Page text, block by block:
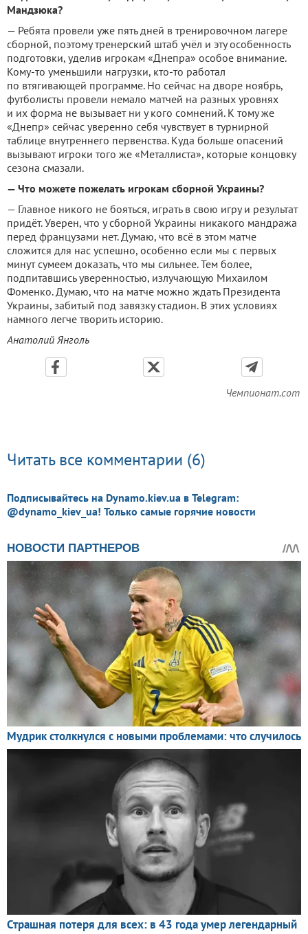
Мандзюка?
— Ребята провели уже пять дней в тренировочном лагере
сборной, поэтому тренерский штаб учёл и эту особенность
подготовки, уделив игрокам «Днепра» особое внимание.
Кому-то уменьшили нагрузки, кто-то работал
по втягивающей программе. Но сейчас на дворе ноябрь,
футболисты провели немало матчей на разных уровнях
и их форма не вызывает ни у кого сомнений. К тому же
«Днепр» сейчас уверенно себя чувствует в турнирной
таблице внутреннего первенства. Куда больше опасений
вызывают игроки того же «Металлиста», которые концовку
сезона смазали.
— Что можете пожелать игрокам сборной Украины?
— Главное никого не бояться, играть в свою игру и результат
придёт. Уверен, что у сборной Украины никакого мандража
перед французами нет. Думаю, что всё в этом матче
сложится для нас успешно, особенно если мы с первых
минут сумеем доказать, что мы сильнее. Тем более,
подпитавшись уверенностью, излучающую Михаилом
Фоменко. Думаю, что на матче можно ждать Президента
Украины, забитый под завязку стадион. В этих условиях
намного легче творить историю.
Анатолий Янголь
Чемпионат.com
Читать все комментарии (6)
Подписывайтесь на Dynamo.kiev.ua в Telegram:
@dynamo_kiev_ua! Только самые горячие новости